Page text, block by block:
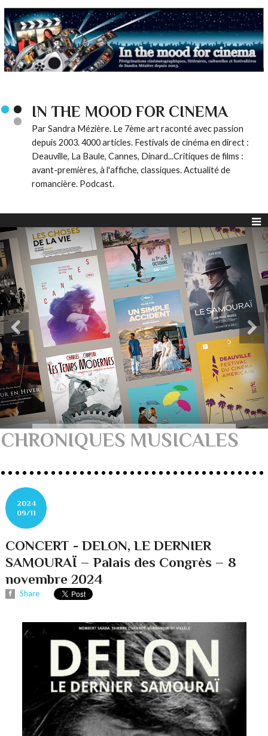
IN THE MOOD FOR CINEMA
Par Sandra Mézière. Le 7ème art raconté avec passion
depuis 2003. 4000 articles. Festivals de cinéma en direct :
Deauville, La Baule, Cannes, Dinard...Critiques de films :
avant-premières, à l'affiche, classiques. Actualité de
romancière. Podcast.
CHRONIQUES MUSICALES
2024
09/11
CONCERT - DELON, LE DERNIER
SAMOURAÏ – Palais des Congrès – 8
novembre 2024
Share